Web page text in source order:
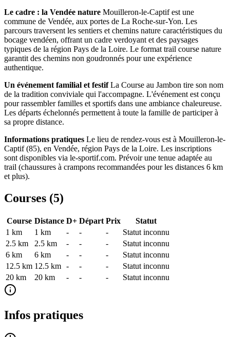
Le cadre : la Vendée nature Mouilleron-le-Captif est une
commune de Vendée, aux portes de La Roche-sur-Yon. Les
parcours traversent les sentiers et chemins nature caractéristiques du
bocage vendéen, offrant un cadre verdoyant et des paysages
typiques de la région Pays de la Loire. Le format trail course nature
garantit des chemins non goudronnés pour une expérience
authentique.
Un événement familial et festifLa Course au Jambon tire son nom
de la tradition conviviale qui l'accompagne. L'événement est conçu
pour rassembler familles et sportifs dans une ambiance chaleureuse.
Les départs échelonnés permettent à toute la famille de participer à
sa propre distance.
Informations pratiques Le lieu de rendez-vous est à Mouilleron-le-
Captif (85), en Vendée, région Pays de la Loire. Les inscriptions
sont disponibles via le-sportif.com. Prévoir une tenue adaptée au
trail (chaussures à crampons recommandées pour les distances 6 km
et plus).
Courses (5)
Course Distance D+ Départ Prix
Statut
1 km
1 km - - -
Statut inconnu
2.5 km
2.5 km - - -
Statut inconnu
6 km
6 km - - -
Statut inconnu
12.5 km 12.5 km - - -
Statut inconnu
20 km
20 km - - - Statut inconnu
Infos pratiques